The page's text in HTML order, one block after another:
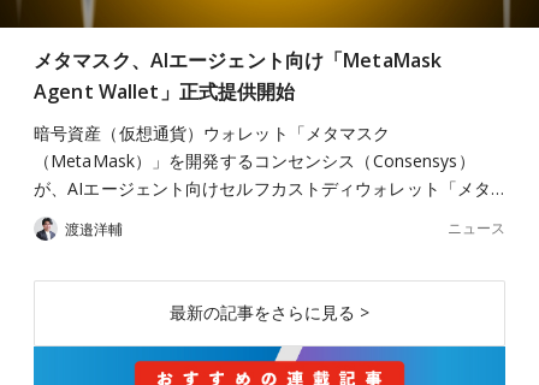
メタマスク、AIエージェント向け「MetaMask
Agent Wallet」正式提供開始
暗号資産（仮想通貨）ウォレット「メタマスク
（MetaMask）」を開発するコンセンシス（Consensys）
が、AIエージェント向けセルフカストディウォレット「メタ…
渡邉洋輔 ニュース
最新の記事をさらに見る >